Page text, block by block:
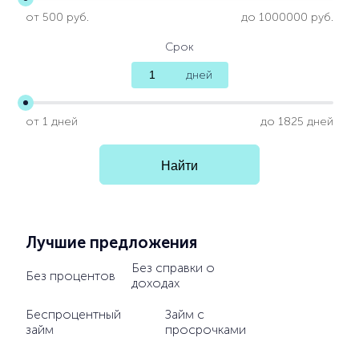
от 500 руб. до 1000000 руб.
Срок
дней
от 1 дней до 1825 дней
Лучшие предложения
Без процентов
Без справки о
доходах
Беспроцентный
займ
Займ с
просрочками